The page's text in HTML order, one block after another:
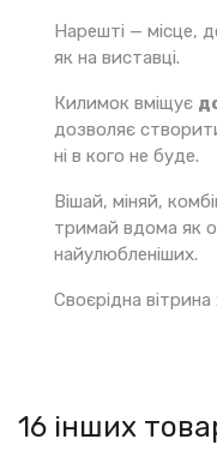
Нарешті — місце,
як на виставці.
Килимок вміщує
дозволяє
ні в кого не буде.
Вішай, міняй,
тримай вдома як
найулюбленіших.
Своєрідна
16 інших